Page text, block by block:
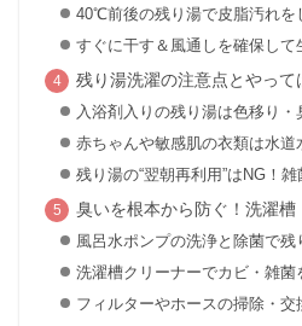
40℃前後の残り湯で皮脂汚れを
すぐに干す＆風通しを確保して
残り湯洗濯の注意点とやって
入浴剤入りの残り湯は色移り・
赤ちゃんや敏感肌の衣類は水道
残り湯の“翌朝再利用”はNG！
臭いを根本から防ぐ！洗濯
風呂水ポンプの洗浄と除菌で残
洗濯槽クリーナーでカビ・雑菌
フィルターやホースの掃除・交